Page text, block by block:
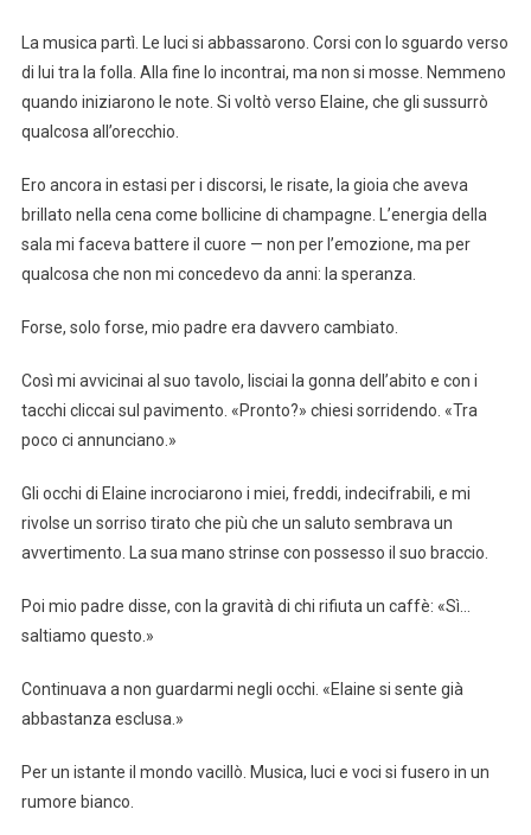
La musica partì. Le luci si abbassarono. Corsi con lo sguardo verso
di lui tra la folla. Alla fine lo incontrai, ma non si mosse. Nemmeno
quando iniziarono le note. Si voltò verso Elaine, che gli sussurrò
qualcosa all’orecchio.
Ero ancora in estasi per i discorsi, le risate, la gioia che aveva
brillato nella cena come bollicine di champagne. L’energia della
sala mi faceva battere il cuore — non per l’emozione, ma per
qualcosa che non mi concedevo da anni: la speranza.
Forse, solo forse, mio padre era davvero cambiato.
Così mi avvicinai al suo tavolo, lisciai la gonna dell’abito e con i
tacchi cliccai sul pavimento. «Pronto?» chiesi sorridendo. «Tra
poco ci annunciano.»
Gli occhi di Elaine incrociarono i miei, freddi, indecifrabili, e mi
rivolse un sorriso tirato che più che un saluto sembrava un
avvertimento. La sua mano strinse con possesso il suo braccio.
Poi mio padre disse, con la gravità di chi rifiuta un caffè: «Sì…
saltiamo questo.»
Continuava a non guardarmi negli occhi. «Elaine si sente già
abbastanza esclusa.»
Per un istante il mondo vacillò. Musica, luci e voci si fusero in un
rumore bianco.